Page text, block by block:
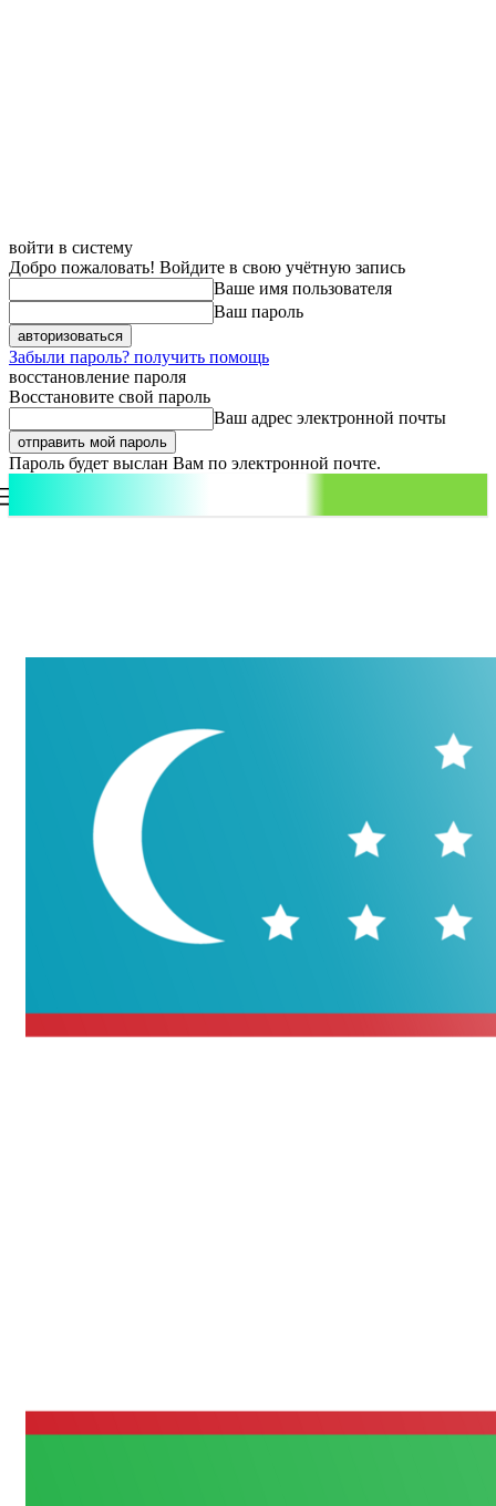
войти в систему
Добро пожаловать! Войдите в свою учётную запись
Ваше имя пользователя
Ваш пароль
Забыли пароль? получить помощь
восстановление пароля
Восстановите свой пароль
Ваш адрес электронной почты
Пароль будет выслан Вам по электронной почте.